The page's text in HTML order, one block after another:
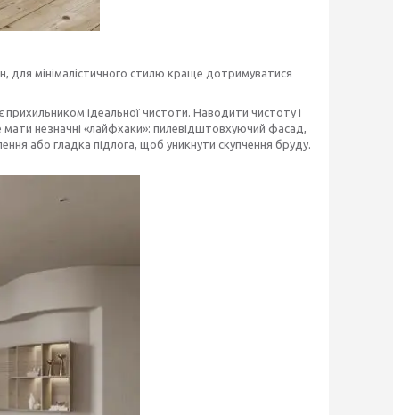
для мінімалістичного стилю краще дотримуватися
ідеальної чистоти. Наводити чистоту і
незначні «лайфхаки»: пилевідштовхуючий фасад,
або гладка підлога, щоб уникнути скупчення бруду.